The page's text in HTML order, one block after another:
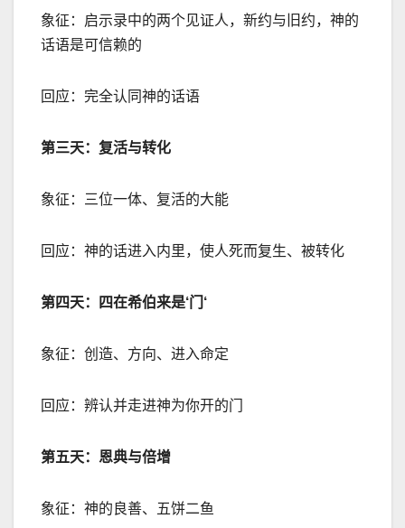
象征：启示录中的两个见证人，新约与旧约，神的
话语是可信赖的
回应：完全认同神的话语
第三天：复活与转化
象征：三位一体、复活的大能
回应：神的话进入内里，使人死而复生、被转化
第四天：四在希伯来是‘门 ‘
象征：创造、方向、进入命定
回应：辨认并走进神为你开的门
第五天：恩典与倍增
象征：神的良善、五饼二鱼